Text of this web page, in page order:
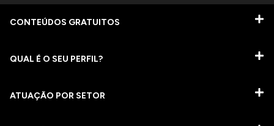
CONTEÚDOS GRATUITOS
QUAL É O SEU PERFIL?
ATUAÇÃO POR SETOR